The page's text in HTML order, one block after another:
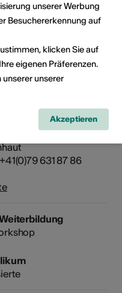
Orgues, Musiques
Ville, 2
CH60 8080
3373 8
Orgues, Musiques et
631 87 86
unserer Werbung
Besuchererkennung auf
klicken Sie auf
eigenen Präferenzen.
unserer
Akzeptieren